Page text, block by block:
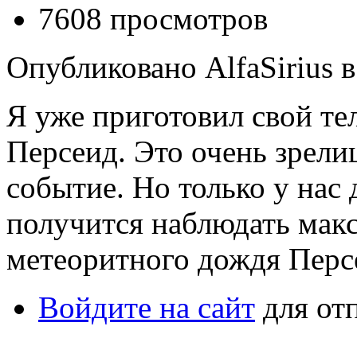
7608 просмотров
Опубликовано AlfaSirius
Я уже приготовил свой
Персеид. Это очень
событие. Но только у нас
получится наблюдать
метеоритного дождя
Войдите на сайт для